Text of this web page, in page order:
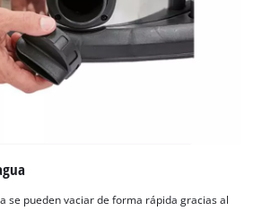
se pueden vaciar de forma rápida gracias al